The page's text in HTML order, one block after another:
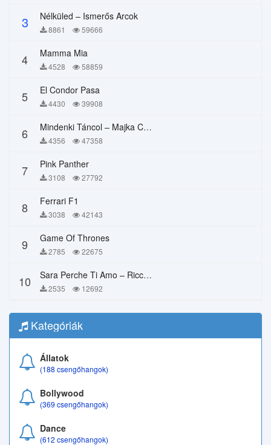
3 Nélküled – Ismerős Arcok
8861 59666
4 Mamma Mia
4528 58859
5 El Condor Pasa
4430 39908
6 Mindenki Táncol – Majka Curtis, Péter Majoros
4356 47358
7 Pink Panther
3108 27792
8 Ferrari F1
3038 42143
9 Game Of Thrones
2785 22675
10 Sara Perche Ti Amo – Ricchi E Poveri
2535 12692
Kategóriák
Állatok
(188 csengőhangok)
Bollywood
(369 csengőhangok)
Dance
(612 csengőhangok)